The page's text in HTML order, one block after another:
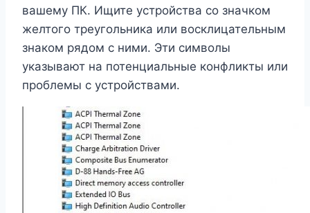
вашему ПК. Ищите устройства со значком
желтого треугольника или восклицательным
знаком рядом с ними. Эти символы
указывают на потенциальные конфликты или
проблемы с устройствами.